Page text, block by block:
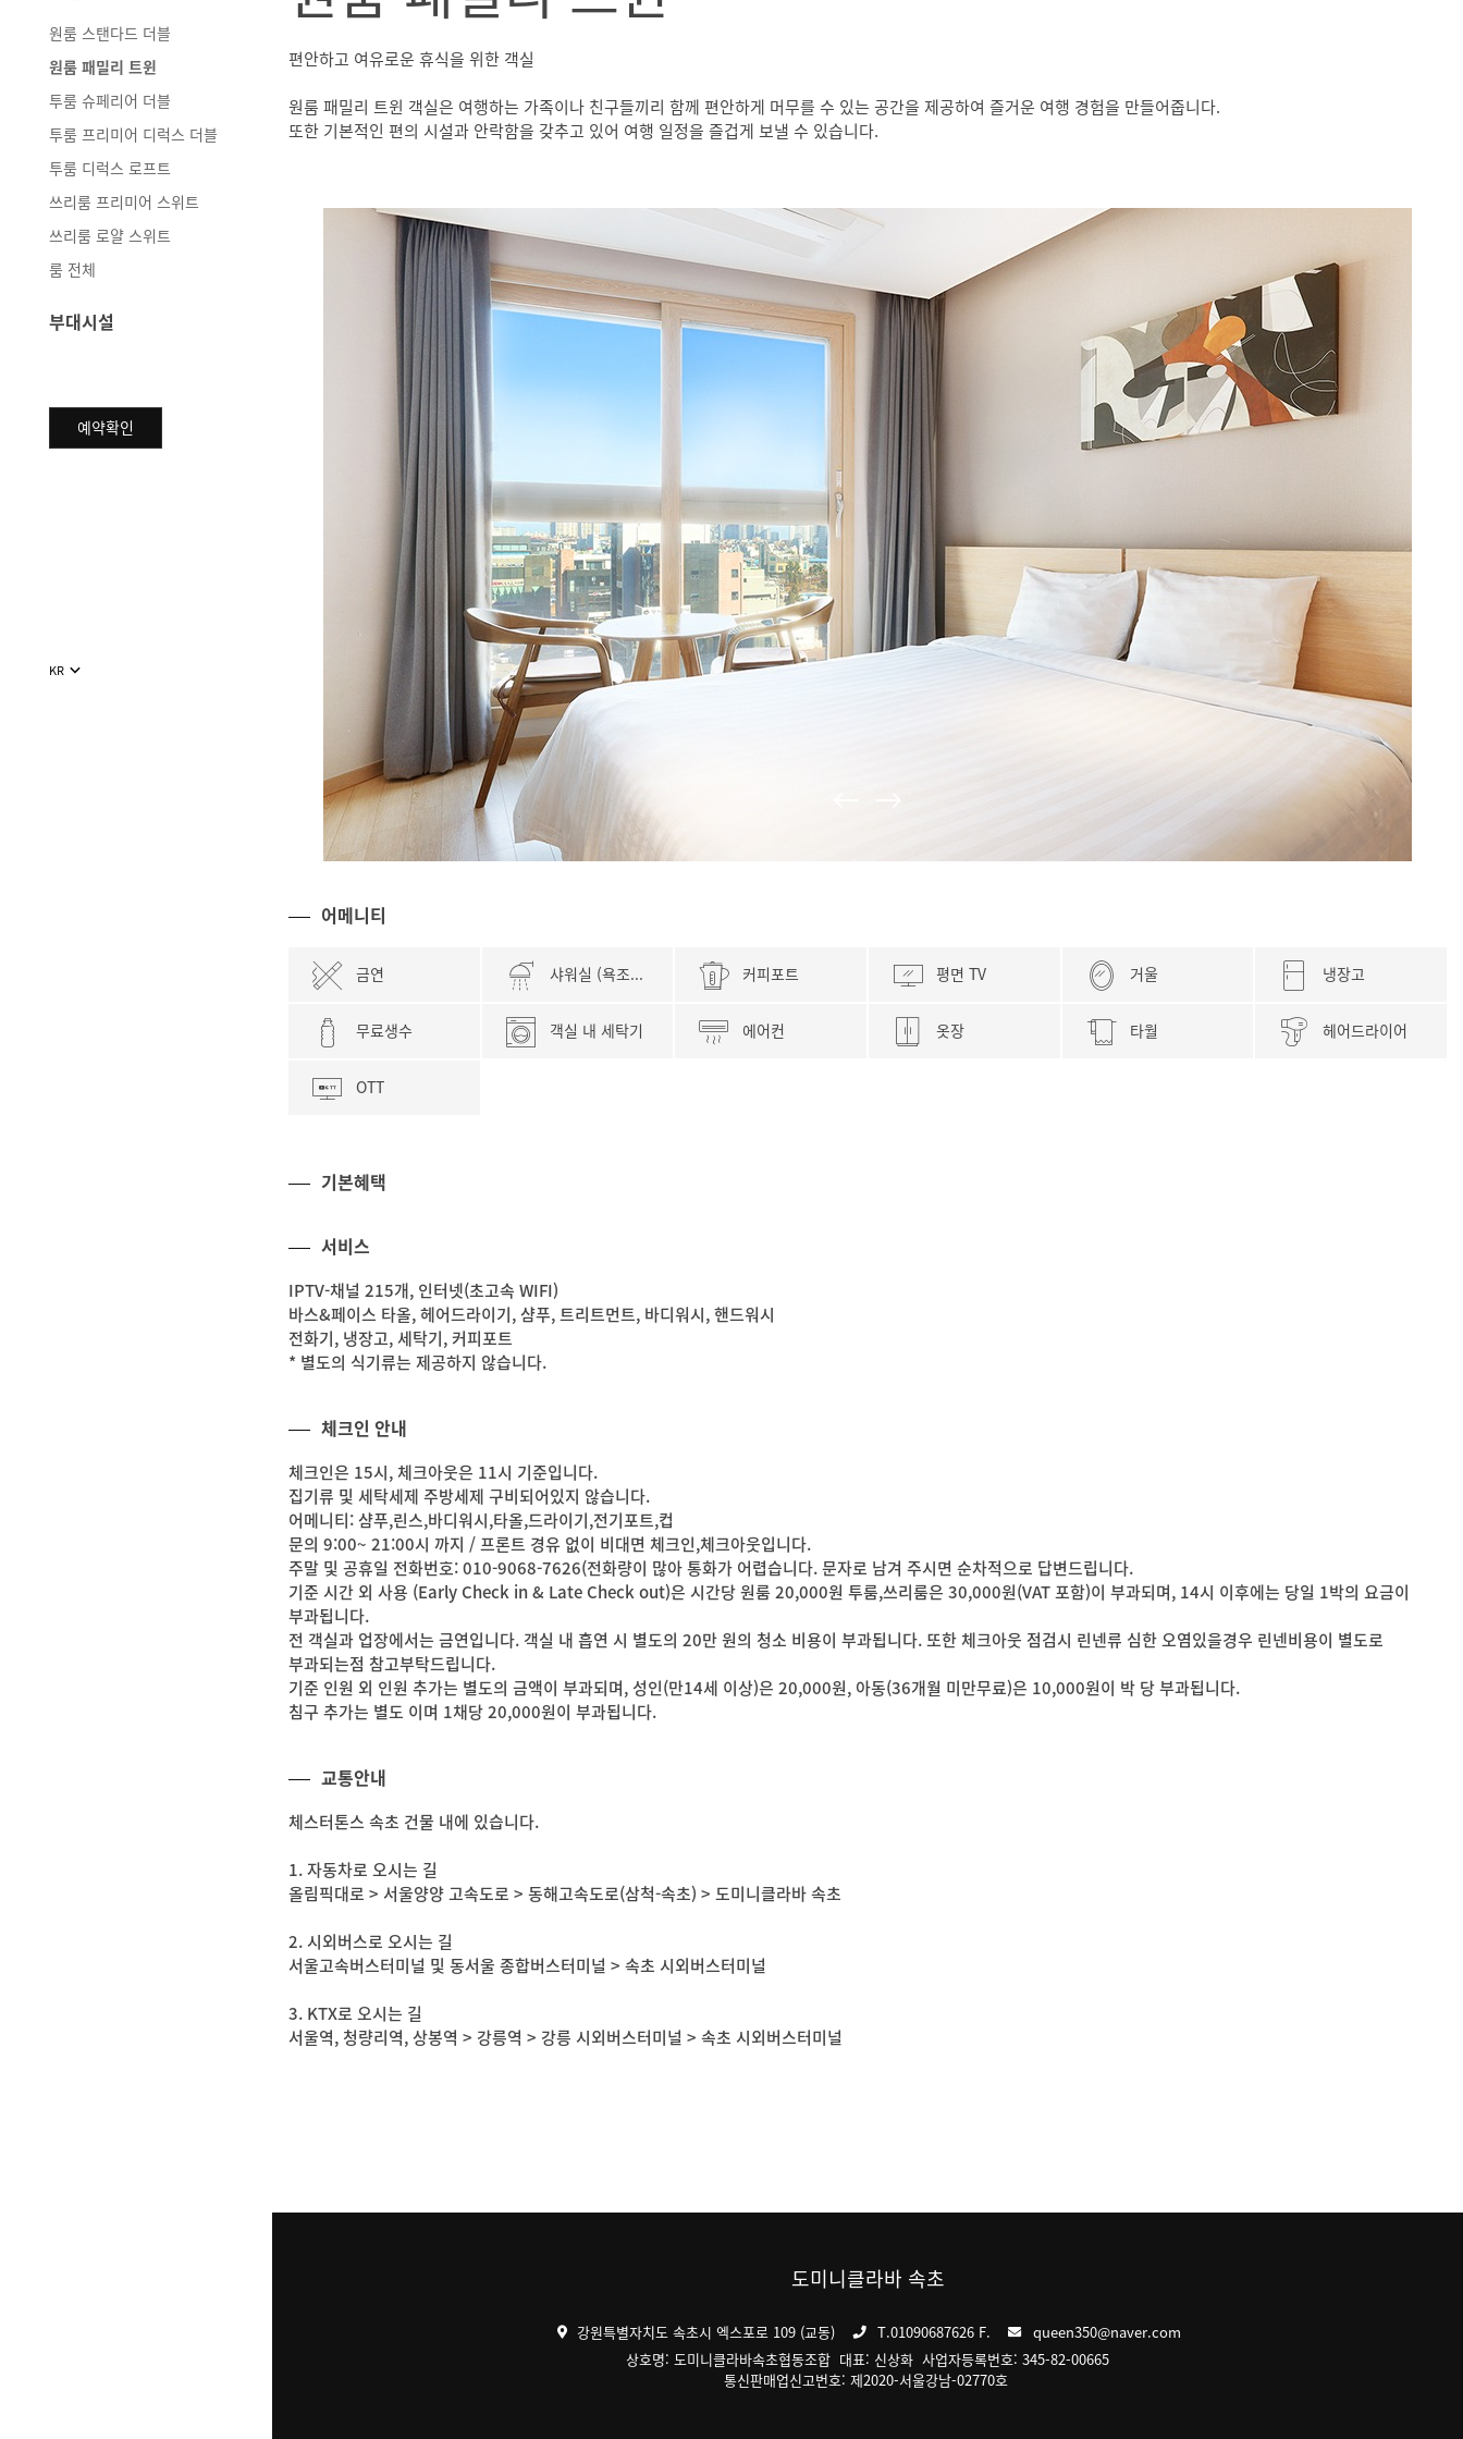
원룸 스탠다드 더블
원룸 패밀리 트윈
투룸 슈페리어 더블
투룸 프리미어 디럭스 더블
투룸 디럭스 로프트
쓰리룸 프리미어 스위트
쓰리룸 로얄 스위트
룸 전체
부대시설
예약확인
KR
편안하고 여유로운 휴식을 위한 객실
원룸 패밀리 트윈 객실은 여행하는 가족이나 친구들끼리 함께 편안하게 머무를 수 있는 공간을 제공하여 즐거운 여행 경험을 만들어줍니다.
또한 기본적인 편의 시설과 안락함을 갖추고 있어 여행 일정을 즐겁게 보낼 수 있습니다.
어메니티
금연 샤워실 (욕조없음) 커피포트 평면 TV 거울 냉장고
무료생수 객실 내 세탁기 에어컨 옷장 타월 헤어드라이어
OTT
기본혜택
서비스
IPTV-채널 215개, 인터넷(초고속 WIFI)
바스&페이스 타올, 헤어드라이기, 샴푸, 트리트먼트, 바디워시, 핸드워시
전화기, 냉장고, 세탁기, 커피포트
* 별도의 식기류는 제공하지 않습니다.
체크인 안내
체크인은 15시, 체크아웃은 11시 기준입니다.
집기류 및 세탁세제 주방세제 구비되어있지 않습니다.
어메니티: 샴푸,린스,바디워시,타올,드라이기,전기포트,컵
문의 9:00~ 21:00시 까지 / 프론트 경유 없이 비대면 체크인,체크아웃입니다.
주말 및 공휴일 전화번호: 010-9068-7626(전화량이 많아 통화가 어렵습니다. 문자로 남겨 주시면 순차적으로 답변드립니다.
기준 시간 외 사용 (Early Check in & Late Check out)은 시간당 원룸 20,000원 투룸,쓰리룸은 30,000원(VAT 포함)이 부과되며, 14시 이후에는 당일 1박의 요금이
부과됩니다.
전 객실과 업장에서는 금연입니다. 객실 내 흡연 시 별도의 20만 원의 청소 비용이 부과됩니다. 또한 체크아웃 점검시 린넨류 심한 오염있을경우 린넨비용이 별도로
부과되는점 참고부탁드립니다.
기준 인원 외 인원 추가는 별도의 금액이 부과되며, 성인(만14세 이상)은 20,000원, 아동(36개월 미만무료)은 10,000원이 박 당 부과됩니다.
침구 추가는 별도 이며 1채당 20,000원이 부과됩니다.
교통안내
체스터톤스 속초 건물 내에 있습니다.
1. 자동차로 오시는 길
올림픽대로 > 서울양양 고속도로 > 동해고속도로(삼척-속초) > 도미니클라바 속초
2. 시외버스로 오시는 길
서울고속버스터미널 및 동서울 종합버스터미널 > 속초 시외버스터미널
3. KTX로 오시는 길
서울역, 청량리역, 상봉역 > 강릉역 > 강릉 시외버스터미널 > 속초 시외버스터미널
도미니클라바 속초
강원특별자치도 속초시 엑스포로 109 (교동) T.01090687626 F.
queen350@naver.com
상호명: 도미니클라바속초협동조합 대표: 신상화 사업자등록번호: 345-82-00665
통신판매업신고번호: 제2020-서울강남-02770호